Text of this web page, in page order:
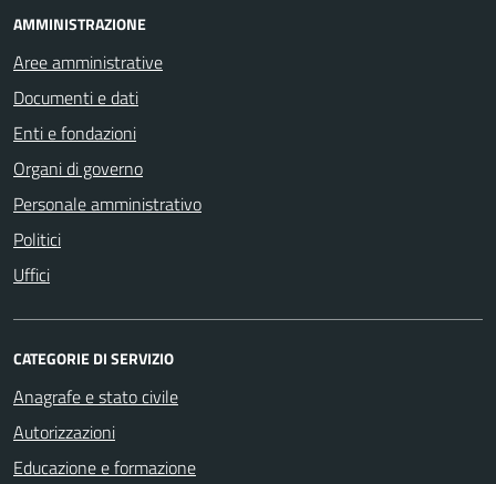
AMMINISTRAZIONE
Aree amministrative
Documenti e dati
Enti e fondazioni
Organi di governo
Personale amministrativo
Politici
Uffici
CATEGORIE DI SERVIZIO
Anagrafe e stato civile
Autorizzazioni
Educazione e formazione